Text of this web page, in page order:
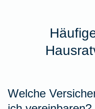
Welche